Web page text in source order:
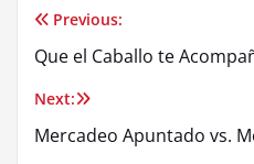
Post
navigation
Previous:
Que el Caballo te
Next:
Mercadeo Apuntado vs.